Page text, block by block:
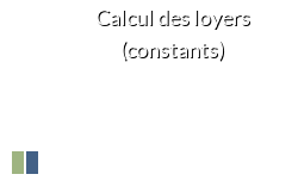
Calcul des loyers
(constants)